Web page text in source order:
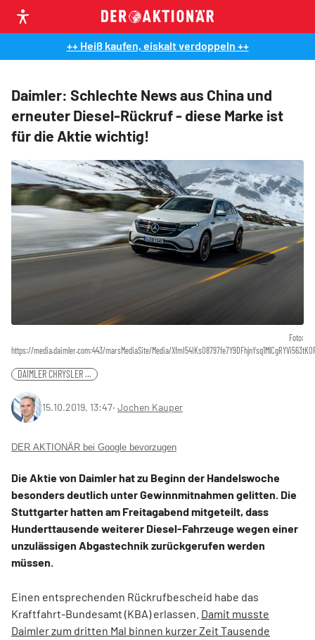
++ Heiß kaufen, eiskalt verdoppeln ++
Daimler: Schlechte News aus China und
erneuter Diesel-Rückruf - diese Marke ist
für die Aktie wichtig!
Foto:
https://media.daimler.com:443/marsMediaSite/Media/
DAIMLER CHRYSLER ...
15.10.2019, 13:47‧ Jochen Kauper
DER AKTIONÄR bei Google bevorzugen
Die Aktie von Daimler hat zu Beginn der Handelswoche
besonders deutlich unter Gewinnmitnahmen gelitten. Die
Stuttgarter hatten am Freitagabend mitgeteilt, dass
Hunderttausende weiterer Diesel-Fahrzeuge wegen einer
unzulässigen Abgastechnik zurückgerufen werden
müssen.
Einen entsprechenden Rückrufbescheid habe das
Kraftfahrt-Bundesamt (KBA) erlassen. Damit musste
Daimler zum dritten Mal binnen kurzer Zeit Tausende